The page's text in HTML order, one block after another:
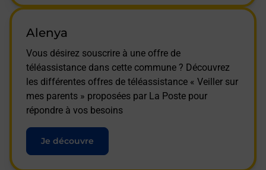
Alenya
Vous désirez souscrire à une offre de
téléassistance dans cette commune ? Découvrez
les différentes offres de téléassistance « Veiller sur
mes parents » proposées par La Poste pour
répondre à vos besoins
Je découvre